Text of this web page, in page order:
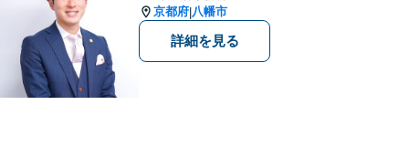
京都府|八幡市
詳細を見る